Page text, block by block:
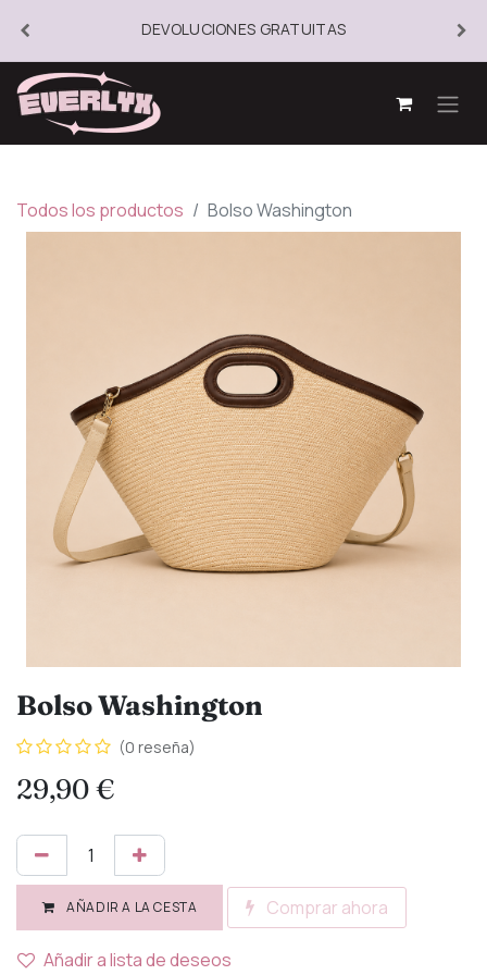
DEVOLUCIONES GRATUITAS
Todos los productos Bolso Washington
Bolso Washington
(0 reseña)
29,90€
AÑADIR A LA CESTA Comprar ahora
Añadir a lista de deseos